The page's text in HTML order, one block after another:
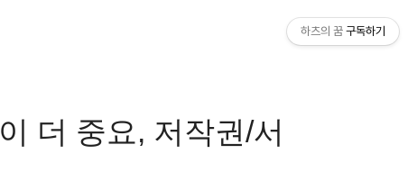
더 중요, 저작권/서
하츠의 꿈 구독하기